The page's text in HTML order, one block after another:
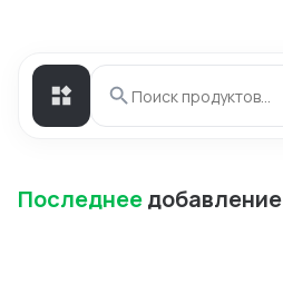
Последнеедобавление